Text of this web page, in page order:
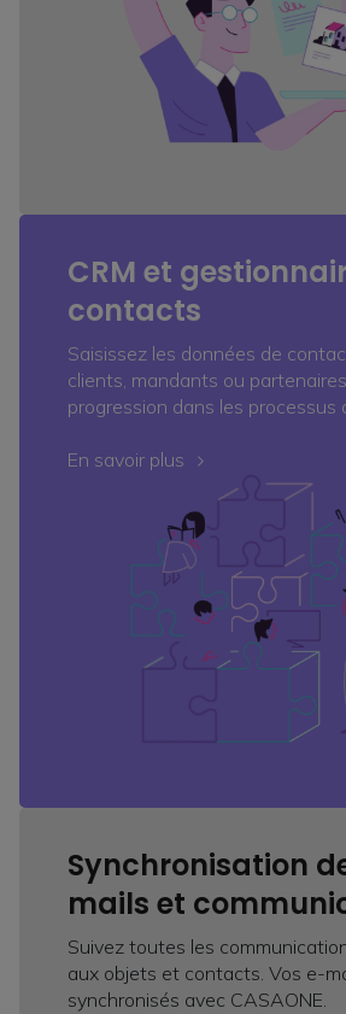
CRM et
contacts
Saisissez les données de
clients, mandants ou
progression dans les processus
En savoir plus
Synchronisation
mails et
Suivez toutes les
aux objets et contacts. Vos e-
synchronisés avec CASAONE.